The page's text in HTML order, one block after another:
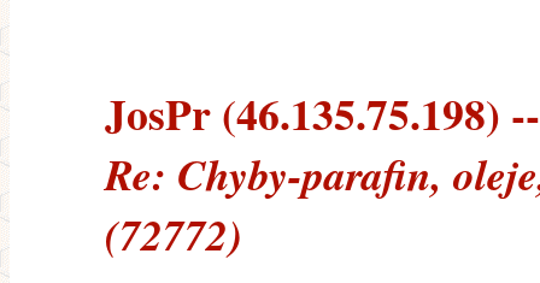
JosPr (46.135.75.198)
Re: Chyby-parafin,
(72772)